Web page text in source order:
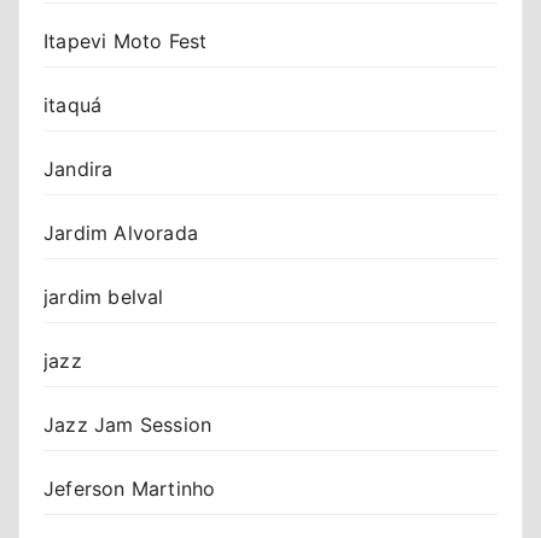
Itapevi Moto Fest
itaquá
Jandira
Jardim Alvorada
jardim belval
jazz
Jazz Jam Session
Jeferson Martinho